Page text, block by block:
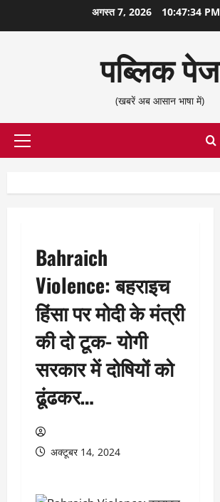
सामग्री
अगस्त 7, 2026 10:47:35 PM
पब्लिक पेज
(खबरें अब आसान भाषा में)
प्राथमिक
Bahraich
Violence: बहराइच
हिंसा पर मोदी के मंत्री
की दो टूक- योगी
सरकार में दोषियों को
ढूंढकर…
अक्टूबर 14, 2024